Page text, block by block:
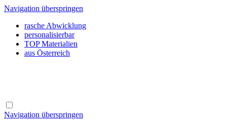
Navigation überspringen
rasche Abwicklung
personalisierbar
TOP Materialien
aus Österreich
Navigation überspringen